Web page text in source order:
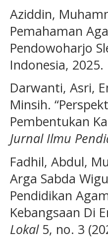
Aziddin,
Pemahaman
Pendowoharjo
Indonesia, 2025.
Darwanti, Asri,
Minsih.
Pembentukan
Jurnal Ilmu
Fadhil, Abdul,
Arga Sabda
Pendidikan
Kebangsaan Di
Lokal5, no. 3